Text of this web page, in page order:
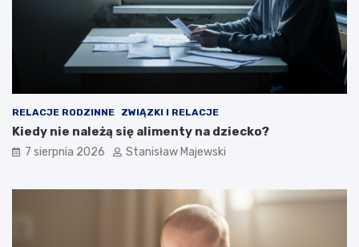
RELACJE RODZINNE ZWIĄZKI I RELACJE
Kiedy nie należą się alimenty na dziecko?
7 sierpnia 2026 Stanisław Majewski